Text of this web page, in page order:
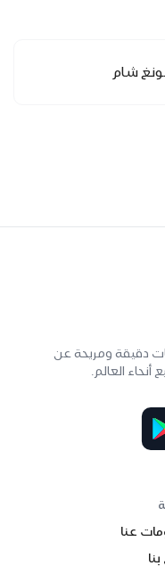
شام
دقيقة ومريحة عن
العالم.
عنا